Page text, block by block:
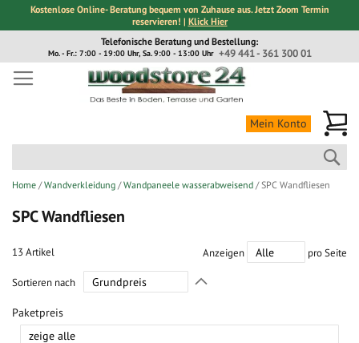
Kostenlose Online- Beratung bequem von Zuhause aus. Jetzt Zoom Termin
reservieren! | Klick Hier
Inhalt
Telefonische Beratung und Bestellung:
+49 441 - 361 300 01
Mo. - Fr.: 7:00 - 19:00 Uhr, Sa. 9:00 - 13:00 Uhr
Mein Konto
Home Wandverkleidung Wandpaneele wasserabweisend SPC Wandfliesen
SPC Wandfliesen
13 Artikel Anzeigen pro Seite
Sortieren nach
festlegen
Paketpreis